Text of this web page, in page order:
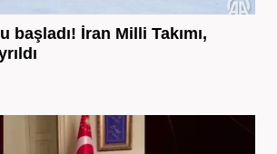
başladı! İran Milli Takımı,